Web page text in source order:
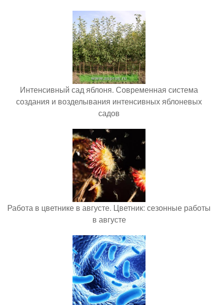
Интенсивный сад яблоня. Современная система
создания и возделывания интенсивных яблоневых
садов
Работа в цветнике в августе. Цветник: сезонные работы
в августе